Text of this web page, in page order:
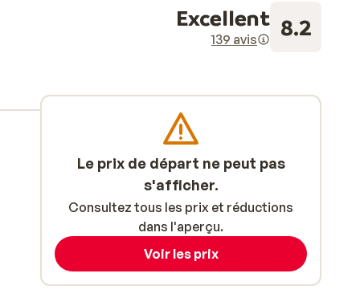
Excellent
139 avis 8.2
Le prix de départ ne peut pas
s'afficher.
Consultez tous les prix et réductions
dans l'aperçu.
Voir les prix